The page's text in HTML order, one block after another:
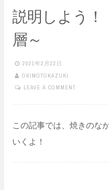
説明しよう
層～
2021年2月22日
OKIMOTOKAZUKI
LEAVE A COMMENT
この記事では、焼きのな
いくよ！